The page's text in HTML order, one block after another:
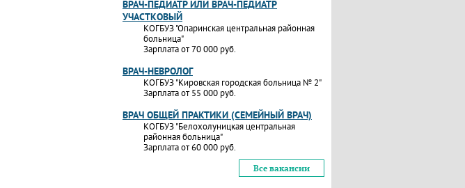
ВРАЧ-ПЕДИАТР ИЛИ ВРАЧ-ПЕДИАТР
УЧАСТКОВЫЙ
КОГБУЗ "Опаринская центральная районная
больница"
Зарплата от 70 000 руб.
ВРАЧ-НЕВРОЛОГ
КОГБУЗ "Кировская городская больница № 2"
Зарплата от 55 000 руб.
ВРАЧ ОБЩЕЙ ПРАКТИКИ (СЕМЕЙНЫЙ ВРАЧ)
КОГБУЗ "Белохолуницкая центральная
районная больница"
Зарплата от 60 000 руб.
Все вакансии